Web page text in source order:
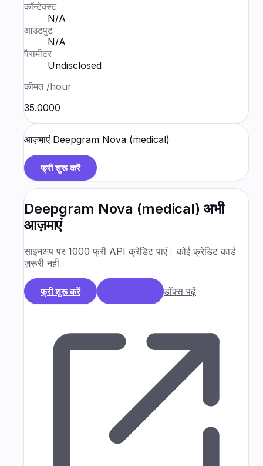
कॉन्टेक्स्ट
N/A
आउटपुट
N/A
पैरामीटर
Undisclosed
कीमत /hour
₹35.0000
आज़माएं Deepgram Nova (medical)
फ्री शुरू करें
Deepgram Nova (medical) अभी
आज़माएं
साइनअप पर 1000 फ्री API क्रेडिट पाएं। कोई क्रेडिट कार्ड
ज़रूरी नहीं।
फ्री शुरू करें डॉक्स पढ़ें